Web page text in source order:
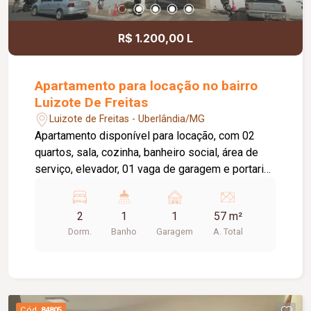
R$ 1.200,00 L
Apartamento para locação no bairro
Luizote De Freitas
Luizote de Freitas - Uberlândia/MG
Apartamento disponível para locação, com 02
quartos, sala, cozinha, banheiro social, área de
serviço, elevador, 01 vaga de garagem e portaria
piscina e salão de festas, proporcionando mais
conforto e lazer para os moradores. A taxa de
condomínio está inclusa no valor do aluguel.
2
Dorm.
1
Banho
1
Garagem
57 m²
A. Total